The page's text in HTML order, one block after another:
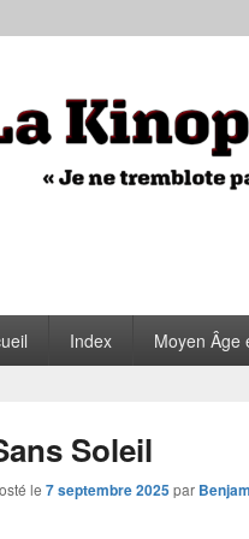
Index Moyen Âge
Soleil
le 7 septembre 2025par